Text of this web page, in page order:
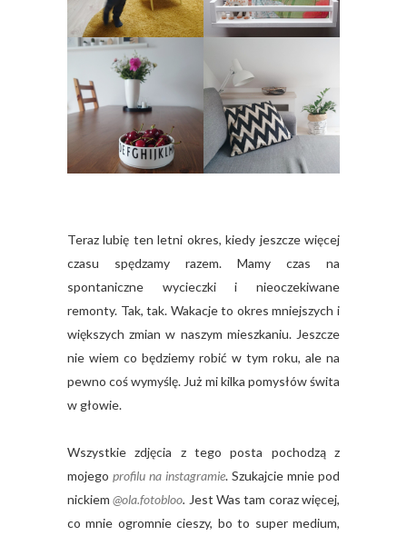
Teraz lubię ten letni okres, kiedy jeszcze więcej
czasu spędzamy razem. Mamy czas na
spontaniczne wycieczki i nieoczekiwane
remonty. Tak, tak. Wakacje to okres mniejszych i
większych zmian w naszym mieszkaniu. Jeszcze
nie wiem co będziemy robić w tym roku, ale na
pewno coś wymyślę. Już mi kilka pomysłów świta
w głowie.
Wszystkie zdjęcia z tego posta pochodzą z
mojego profilu na instagramie. Szukajcie mnie pod
nickiem@ola.fotobloo. Jest Was tam coraz więcej,
co mnie ogromnie cieszy, bo to super medium,